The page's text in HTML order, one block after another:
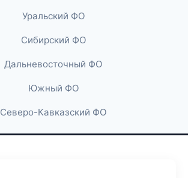
Уральский ФО
Сибирский ФО
Дальневосточный ФО
Южный ФО
Северо-Кавказский ФО